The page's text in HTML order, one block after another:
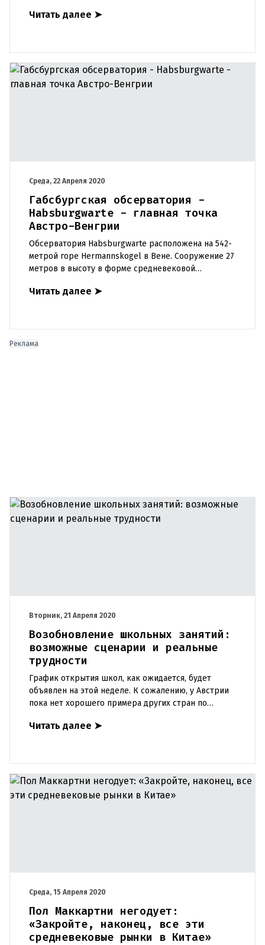
классов AHS, новых средни
Читать далее ➤
Среда, 22 Апреля 2020
Габсбургская обсерватория -
Habsburgwarte - главная точка
Австро-Венгрии
Обсерватория Habsburgwarte расположена на 542-
метрой горе Hermannskogel в Вене. Сооружение 27
метров в высоту в форме средневековой
Франц фон Нейман. Habs
Читать далее ➤
Реклама
Вторник, 21 Апреля 2020
Возобновление школьных занятий:
возможные сценарии и реальные
трудности
График открытия школ, как ожидается, будет
объявлен на этой неделе. К сожалению, у Австрии
пока нет хорошего примера других стран по
школы будут открыты од
Читать далее ➤
Среда, 15 Апреля 2020
Пол Маккартни негодует:
«Закройте, наконец, все эти
средневековые рынки в Китае»